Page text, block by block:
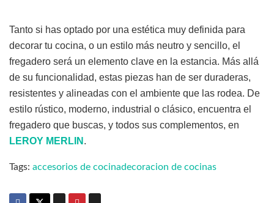
Tanto si has optado por una estética muy definida para
decorar tu cocina, o un estilo más neutro y sencillo, el
fregadero será un elemento clave en la estancia. Más allá
de su funcionalidad, estas piezas han de ser duraderas,
resistentes y alineadas con el ambiente que las rodea. De
estilo rústico, moderno, industrial o clásico, encuentra el
fregadero que buscas, y todos sus complementos, en
LEROY MERLIN .
Tags: accesorios de cocinadecoracion de cocinas